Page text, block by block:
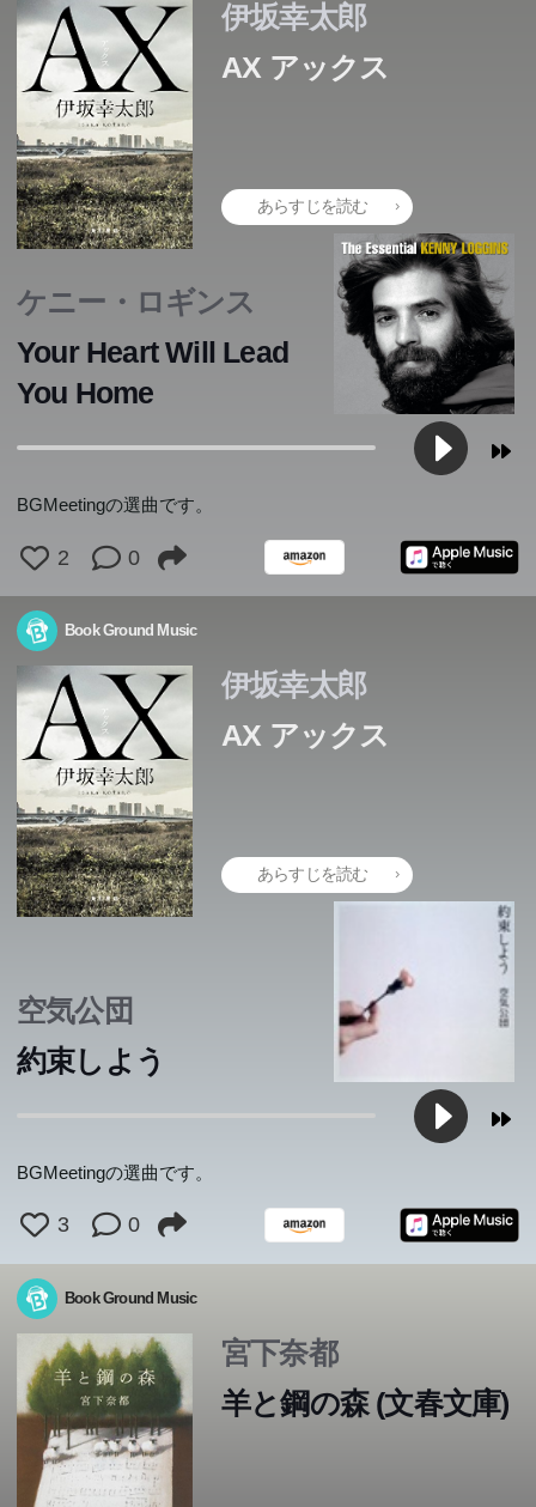
伊坂幸太郎
AX アックス
あらすじを読む
ケニー・ロギンス
Your Heart Will Lead
You Home
BGMeetingの選曲です。
2 0
Book Ground Music
伊坂幸太郎
AX アックス
あらすじを読む
空気公団
約束しよう
BGMeetingの選曲です。
3 0
Book Ground Music
宮下奈都
羊と鋼の森 (文春文庫)